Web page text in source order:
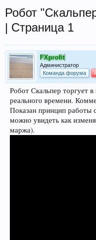
Робот
| Страница 1
FXprofit
Администратор
Команда форума
Робот Скальпер торгует
реального времени.
Показан принцип работы
можно увидеть как
маржа).